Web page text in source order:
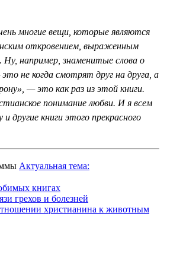
многие вещи, которые являются
откровением, выраженным
Ну, например, знаменитые слова о
не когда смотрят друг на друга, а
— это как раз из этой книги.
понимание любви. И я всем
другие книги этого прекрасного
Актуальная тема:
книгах
грехов и болезней
христианина к животным